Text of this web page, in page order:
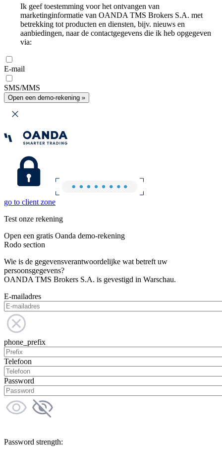
Ik geef toestemming voor het ontvangen van
marketinginformatie van OANDA TMS Brokers S.A. met
betrekking tot producten en diensten, bijv. nieuws en
aanbiedingen, naar de contactgegevens die ik heb opgegeven
via:
E-mail
SMS/MMS
Open een demo-rekening »
go to client zone
Test onze rekening
Open een gratis Oanda demo-rekening
Rodo section
Wie is de gegevensverantwoordelijke wat betreft uw
persoonsgegevens?
OANDA TMS Brokers S.A. is gevestigd in Warschau.
E-mailadres
phone_prefix
Telefoon
Password
Password strength: